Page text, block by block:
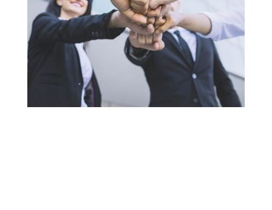
obtener los mejores resultados. Esta es tu oportunidad de
decirle adiós a las largas horas de esfuerzo y comenzar
a disfrutar de tus logros académicos.